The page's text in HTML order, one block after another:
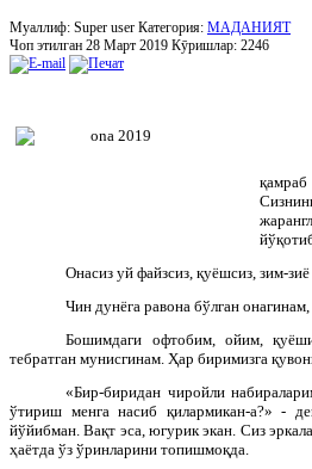
Муаллиф: Super user Категория: МАДАНИЯТ
Чоп этилган 28 Март 2019 Кӯришлар: 2246
қамраб
Онасиз уй файзсиз, қуёшсиз, зим-
Чин дунёга равона бўлган
Бошимдаги офтобим, ойим,
тебратган мунисгинам. Ҳар биримизга
«Бир-биридан чиройли
ўтириш менга насиб қилармикан-а?» -
йўйибман. Вақт эса, югурик экан. Сиз
ҳаётда ўз ўринларини топишмоқда.